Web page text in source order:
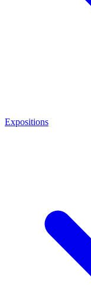
Expositions